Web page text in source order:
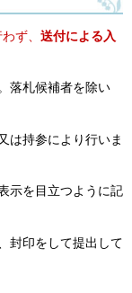
ず、 送付による入
落札候補者を除い
は持参により行いま
示を目立つように記
封印をして提出して